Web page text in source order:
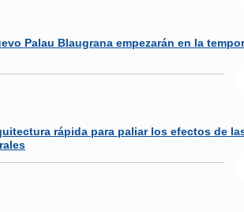
Palau Blaugrana empezarán en la
rápida para paliar los efectos de